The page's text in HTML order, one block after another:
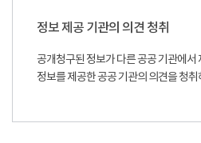
정보 제공 기관의 의견 청취
공개청구된 정보가 다른 공공 기관에서
정보를 제공한 공공 기관의 의견을 청